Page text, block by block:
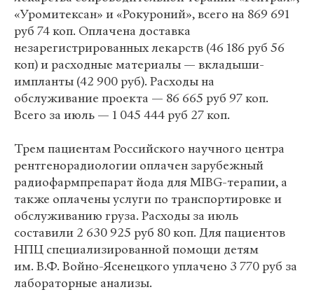
«Уромитексан» и «Рокуроний», всего на 869 691
руб 74 коп. Оплачена доставка
незарегистрированных лекарств (46 186 руб 56
коп) и расходные материалы — вкладыши-
импланты (42 900 руб). Расходы на
обслуживание проекта — 86 665 руб 97 коп.
Всего за июль — 1 045 444 руб 27 коп.
Трем пациентам Российского научного центра
рентгенорадиологии оплачен зарубежный
радиофармпрепарат йода для MIBG-терапии, а
также оплачены услуги по транспортировке и
обслуживанию груза. Расходы за июль
составили 2 630 925 руб 80 коп. Для пациентов
НПЦ специализированной помощи детям
им. В.Ф. Войно-Ясенецкого уплачено 3 770 руб за
лабораторные анализы.